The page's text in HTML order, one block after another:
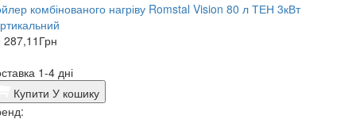
комбінованого нагріву Romstal Vision 80 л ТЕН 3кВт
287,11 Грн
1-4 дні
Купити У кошику